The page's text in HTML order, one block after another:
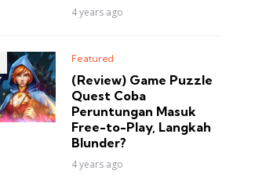
4 years ago
Featured
(Review) Game Puzzle
Quest Coba
Peruntungan Masuk
Free-to-Play, Langkah
Blunder?
4 years ago